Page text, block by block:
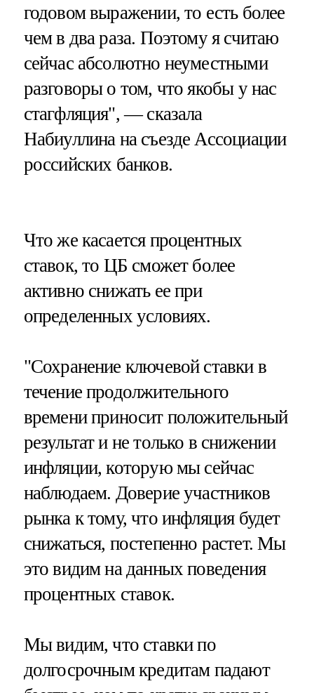
годовом выражении, то есть более
чем в два раза. Поэтому я считаю
сейчас абсолютно неуместными
разговоры о том, что якобы у нас
стагфляция", — сказала
Набиуллина на съезде Ассоциации
российских банков.
Что же касается процентных
ставок, то ЦБ сможет более
активно снижать ее при
определенных условиях.
"Сохранение ключевой ставки в
течение продолжительного
времени приносит положительный
результат и не только в снижении
инфляции, которую мы сейчас
наблюдаем. Доверие участников
рынка к тому, что инфляция будет
снижаться, постепенно растет. Мы
это видим на данных поведения
процентных ставок.
Мы видим, что ставки по
долгосрочным кредитам падают